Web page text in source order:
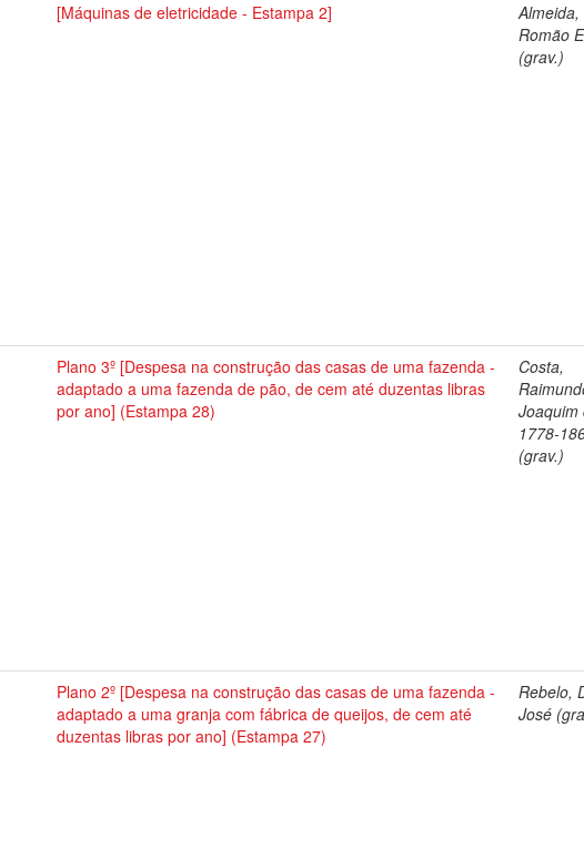
[Máquinas de eletricidade - Estampa 2]
Almeida,
Romão
(grav.)
Plano 3º [Despesa na construção das casas de uma fazenda -
adaptado a uma fazenda de pão, de cem até duzentas libras
por ano] (Estampa 28)
Costa,
Joaquim
1778-
(grav.)
Plano 2º [Despesa na construção das casas de uma fazenda -
adaptado a uma granja com fábrica de queijos, de cem até
duzentas libras por ano] (Estampa 27)
Rebelo,
José